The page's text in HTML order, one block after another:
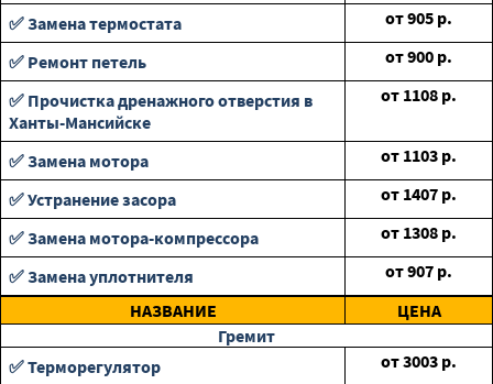
✅ Замена термостата
от905 р.
✅ Ремонт петель
от900 р.
✅ Прочистка дренажного отверстия в
Ханты-Мансийске
от 1108 р.
✅ Замена мотора от 1103 р.
✅ Устранение засора
от 1407 р.
✅ Замена мотора-компрессора
от 1308 р.
✅ Замена уплотнителя
от907 р.
НАЗВАНИЕ
ЦЕНА
Гремит
✅ Терморегулятор
от3003 р.